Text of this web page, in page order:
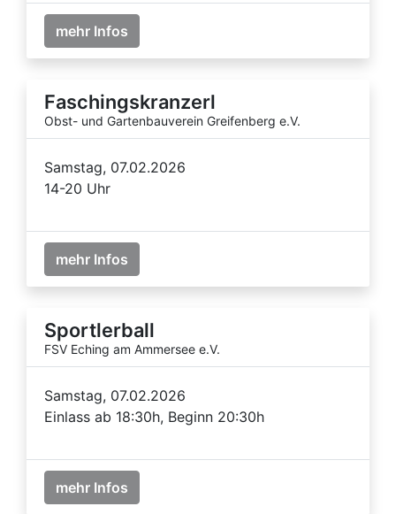
mehr Infos
Faschingskranzerl
Obst- und Gartenbauverein Greifenberg e.V.
Samstag, 07.02.2026
14-20 Uhr
mehr Infos
Sportlerball
FSV Eching am Ammersee e.V.
Samstag, 07.02.2026
Einlass ab 18:30h, Beginn 20:30h
mehr Infos